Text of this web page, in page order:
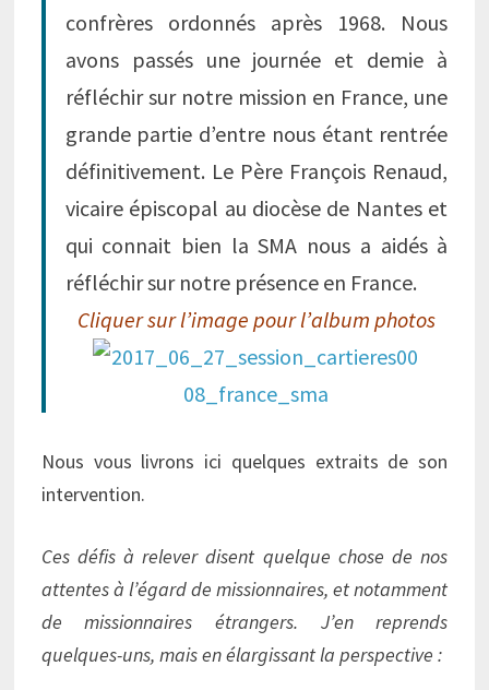
confrères ordonnés après 1968. Nous
avons passés une journée et demie à
réfléchir sur notre mission en France, une
grande partie d’entre nous étant rentrée
définitivement. Le Père François Renaud,
vicaire épiscopal au diocèse de Nantes et
qui connait bien la SMA nous a aidés à
réfléchir sur notre présence en France.
Cliquer sur l’image pour l’album photos
Nous vous livrons ici quelques extraits de son
intervention.
Ces défis à relever disent quelque chose de nos
attentes à l’égard de missionnaires, et notamment
de missionnaires étrangers. J’en reprends
quelques-uns, mais en élargissant la perspective :